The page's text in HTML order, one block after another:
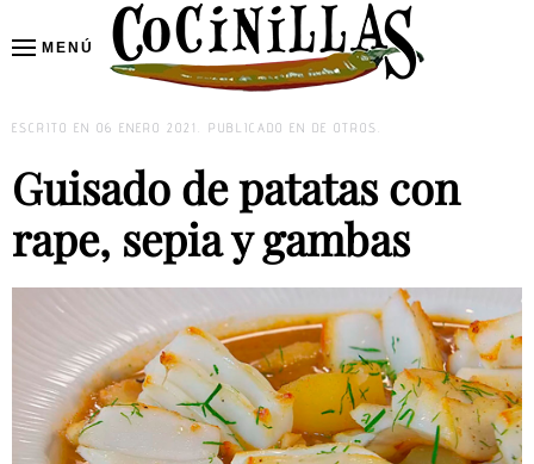
Skip to main content
MENÚ
ESCRITO EN 06 ENERO 2021 . PUBLICADO EN DE OTROS.
Guisado de patatas con
rape, sepia y gambas